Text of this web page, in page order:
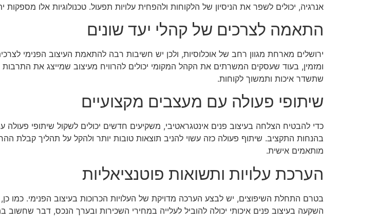
אנרגיה, יכולים לשפר את הניסיון של הלקוחות ולהפחית עלויות תפעול. טכנולוגיות אלו
התאמה לצרכים של קהלי יעד שונים
ירושלים מארחת מגוון רחב של אוכלוסיות, ולכן יש חשיבות רבה להתאמת העיצוב הפנימי
ומזמין, בעוד שעסקים המשרתים את הקהל המקומי יכולים להרוויח מעיצוב שמייצג את
שתשדר איכות ותמשוך לקוחות.
שיתופי פעולה עם מעצבים מקצועיים
כדי להבטיח הצלחה בעיצוב פנים אינטגראטיבי, משקיעים חדשים יכולים לשקול שיתופי פעולה
בהנחות התקציב. שיתוף פעולה כזה עשוי להניב תוצאות טובות יותר ולהקל על תהליך קבלת
מותאמים אישית.
הערכת עלויות ותשואות פוטנציאליות
בטרם התחלת השיפוצים, יש לבצע הערכה מדויקת של העלויות הכרוכות בעיצוב הפנימי. כמו
השקעה בעיצוב פנים איכותי יכולה להוביל לעלייה במחירי השכירות ובערך הנכס, דבר